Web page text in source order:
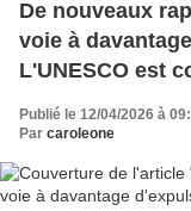
De nouveaux
voie à
L'UNESCO est
Publié le 12/04/2026 à
Par caroleone